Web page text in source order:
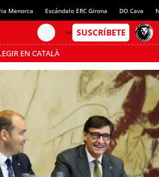
Menorca Escándalo ERC Girona DO Cava
EN CATALÀ
MODO AHORRO